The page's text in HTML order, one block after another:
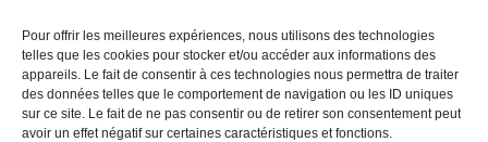
Pour offrir les meilleures expériences, nous utilisons des technologies
telles que les cookies pour stocker et/ou accéder aux informations des
appareils. Le fait de consentir à ces technologies nous permettra de traiter
des données telles que le comportement de navigation ou les ID uniques
sur ce site. Le fait de ne pas consentir ou de retirer son consentement peut
avoir un effet négatif sur certaines caractéristiques et fonctions.
Il est conseillé d'envisager des garanties complémentaires si
vous utilisez votre Mercedes de manière professionnelle ou si
vous stationnez souvent en zone urbaine. Cela permet de